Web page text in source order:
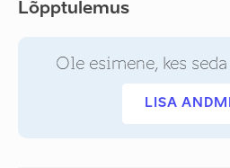
Lõpptulemus
Ole esimene, kes
LISA